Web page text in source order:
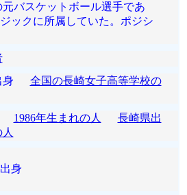
バスケットボール選手であ
ックに所属していた。ポジシ
身 全国の長崎女子高等学校の
1986年生まれの人
長崎県出
身